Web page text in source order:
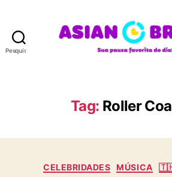
Pesquisar
A
N
R
A
Tag: Roller
C
CELEBRIDADES MÚSICA 🇹🇭